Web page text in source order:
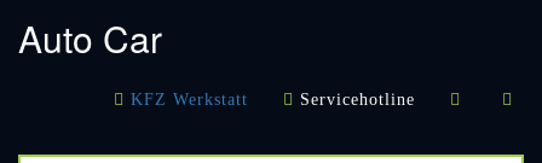
наличными
Auto Car
KFZ Werkstatt Servicehotline